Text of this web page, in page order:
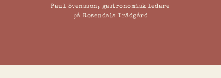
Paul Svensson, gastronomisk ledare
på Rosendals Trädgård